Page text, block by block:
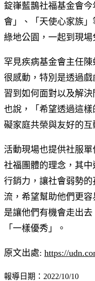
錠嵂藍鵲社福基金會
會」、「天使心家族
綠地公園，一起到現場
罕見疾病基金會主任
很感動，特別是透過
習到如何面對以及解
也說，「希望透過這
礙家庭共榮與友好的互
活動現場也提供社服
社福團體的理念，其
行銷力，讓社會弱勢
流，希望幫助他們更
是讓他們有機會走出
「一樣優秀」。
原文出處: https://
報導日期：2022/10/10